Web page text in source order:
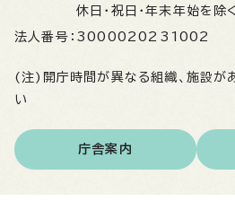
休日・祝日・年末年始を除く
法人番号： 3000020231002
(注)開庁時間が異なる組織、施設が
い
庁舎案内